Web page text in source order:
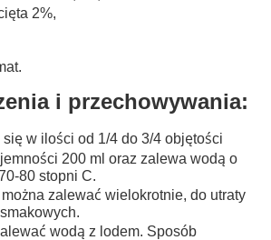
2%,
i przechowywania:
w ilości od 1/4 do 3/4 objętości
200 ml oraz zalewa wodą o
80 stopni C.
zalewać wielokrotnie, do utraty
wodą z lodem. Sposób